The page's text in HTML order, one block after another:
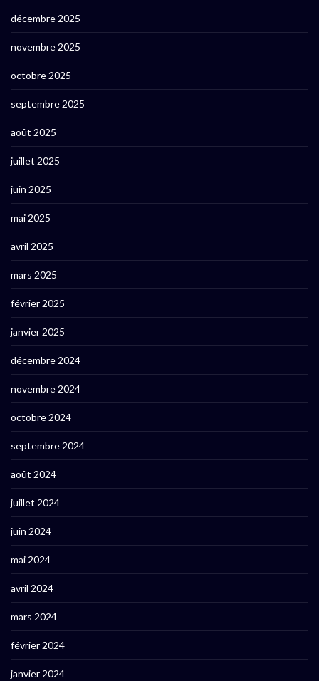
décembre 2025
novembre 2025
octobre 2025
septembre 2025
août 2025
juillet 2025
juin 2025
mai 2025
avril 2025
mars 2025
février 2025
janvier 2025
décembre 2024
novembre 2024
octobre 2024
septembre 2024
août 2024
juillet 2024
juin 2024
mai 2024
avril 2024
mars 2024
février 2024
janvier 2024